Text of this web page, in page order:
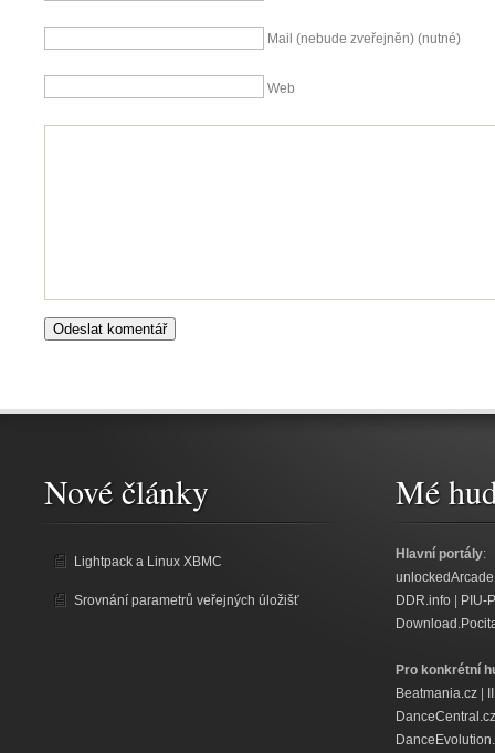
Mail (nebude zveřejněn) (nutné)
Web
Nové články
Lightpack a Linux XBMC
Srovnání parametrů veřejných úložišť
Mé
Hlavní portály:
DDR.info
PIU-
Pro konkrétní
Beatmania.cz
DanceCentral.cz